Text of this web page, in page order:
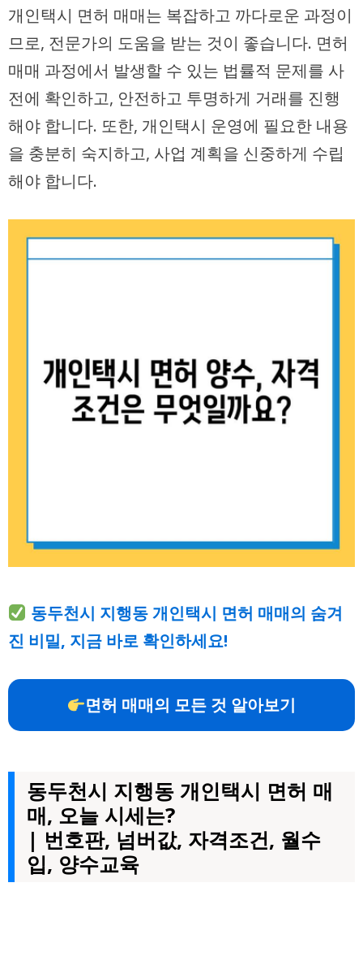
개인택시 면허 매매는 복잡하고 까다로운 과정이
므로, 전문가의 도움을 받는 것이 좋습니다. 면허
매매 과정에서 발생할 수 있는 법률적 문제를 사
전에 확인하고, 안전하고 투명하게 거래를 진행
해야 합니다. 또한, 개인택시 운영에 필요한 내용
을 충분히 숙지하고, 사업 계획을 신중하게 수립
해야 합니다.
동두천시 지행동 개인택시 면허 매매의 숨겨
진 비밀, 지금 바로 확인하세요!
면허 매매의 모든 것 알아보기
동두천시 지행동 개인택시 면허 매
매, 오늘 시세는?
| 번호판, 넘버값, 자격조건, 월수
입, 양수교육